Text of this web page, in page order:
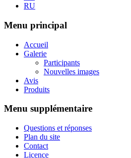
RU
Menu principal
Accueil
Galerie
Participants
Nouvelles images
Avis
Produits
Menu supplémentaire
Questions et réponses
Plan du site
Contact
Licence